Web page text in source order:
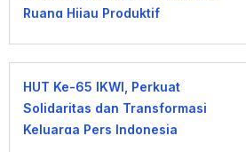
Ruang Hijau Produktif
HUT Ke-65 IKWI, Perkuat
Solidaritas dan Transformasi
Keluarga Pers Indonesia